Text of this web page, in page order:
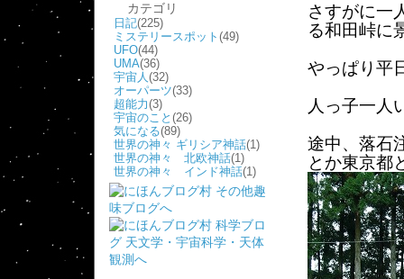
カテゴリ
日記(225)
ミステリースポット (49)
UFO(44)
UMA(36)
宇宙人(32)
オーパーツ(33)
超能力(3)
宇宙のこと (26)
気になる(89)
世界の神々 ギリシア神話(1)
世界の神々 北欧神話(1)
世界の神々 インド神話(1)
さすがに一
る和田峠に
やっぱり平
人っ子一人
途中、落石
とか東京都